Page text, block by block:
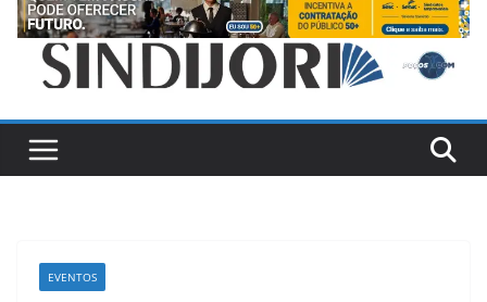
EVENTOS